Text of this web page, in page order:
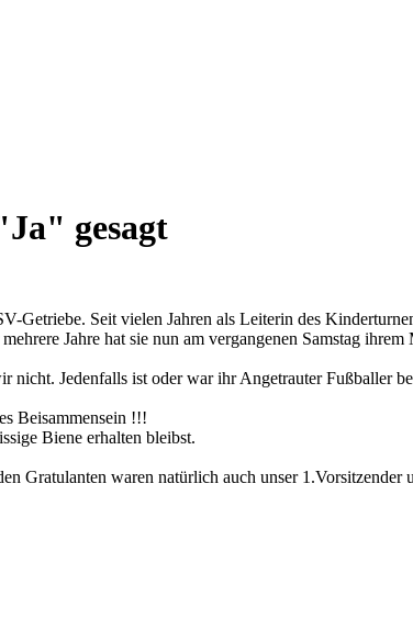
gesagt
Getriebe. Seit vielen Jahren als Leiterin des
Jahre hat sie nun am vergangenen Samstag
nicht. Jedenfalls ist oder war ihr Angetrauter Fußballer
Beisammensein !!!
Biene erhalten bleibst.
Gratulanten waren natürlich auch unser 1.Vorsitzender